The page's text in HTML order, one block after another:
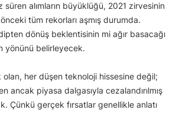
süren alımların büyüklüğü, 2021 zirvesinin
tüm rekorları aşmış durumda.
dönüş beklentisinin mi ağır basacağı
yönünü belirleyecek.
olan, her düşen teknoloji hissesine değil;
ancak piyasa dalgasıyla cezalandırılmış
Çünkü gerçek fırsatlar genellikle anlatı